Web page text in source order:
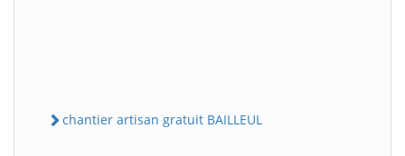
chantier artisan gratuit BAILLEUL